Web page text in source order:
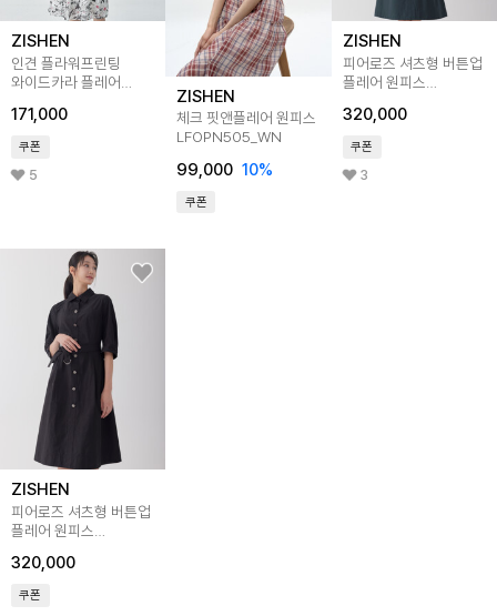
ZISHEN
인견 플라워프린팅
와이드카라 플레어
171,000
쿠폰
5
ZISHEN
체크 핏앤플레어 원피스
LFOPN505_WN
99,000 10%
쿠폰
ZISHEN
피어로즈 셔츠형 버튼업
플레어 원피스
320,000
쿠폰
3
ZISHEN
피어로즈 셔츠형 버튼업
플레어 원피스
320,000
쿠폰